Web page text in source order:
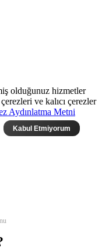
olduğunuz hizmetler
ve kalıcı çerezler
Aydınlatma Metni
Kabul Etmiyorum